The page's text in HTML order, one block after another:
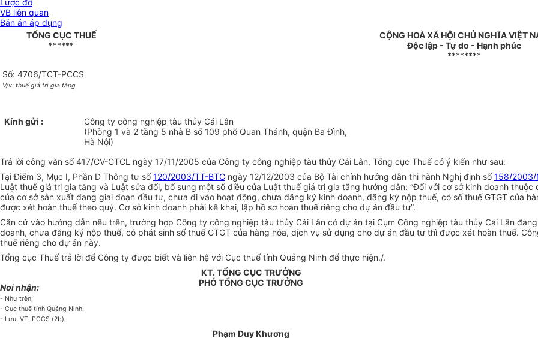
Lược đồ
VB liên quan
Bản án áp dụng
TỔNG CỤC THUẾ
******
CỘNG HOÀ XÃ HỘI CHỦ NGHĨA VIỆT
Độc lập - Tự do - Hạnh phúc
********
Số: 4706/TCT-PCCS
V/v: thuế giá trị gia tăng
Kính gửi :
Công ty công nghiệp tàu thủy Cái Lân
(Phòng 1 và 2 tầng 5 nhà B số 109 phố Quan Thánh, quận Ba Đình,
Hà Nội)
Trả lời công văn số 417/CV-CTCL ngày 17/11/2005 của Công ty công nghiệp tàu thủy Cái Lân, Tổng cục Thuế có ý kiến như sau:
Tại Điểm 3, Mục I, Phần D Thông tư số120/2003/TT-BTC ngày 12/12/2003 của Bộ Tài chính hướng dẫn thi hành Nghị định số158/2003/
Luật thuế giá trị gia tăng và Luật sửa đổi, bổ sung một số điều của Luật thuế giá trị gia tăng hướng dẫn: “Đối với cơ sở kinh doanh
của cơ sở sản xuất đang giai đoạn đầu tư, chưa đi vào hoạt động, chưa đăng ký kinh doanh, đăng ký nộp thuế, có số thuế GTGT của
được xét hoàn thuế theo quý. Cơ sở kinh doanh phải kê khai, lập hồ sơ hoàn thuế riêng cho dự án đầu tư”.
Căn cứ vào hướng dẫn nêu trên, trường hợp Công ty công nghiệp tàu thủy Cái Lân có dự án tại Cụm Công nghiệp tàu thủy Cái Lân
doanh, chưa đăng ký nộp thuế, có phát sinh số thuế GTGT của hàng hóa, dịch vụ sử dụng cho dự án đầu tư thì được xét hoàn thuế.
thuế riêng cho dự án này.
Tổng cục Thuế trả lời để Công ty được biết và liên hệ với Cục thuế tỉnh Quảng Ninh để thực hiện./.
Nơi nhận:
- Như trên;
- Cục thuế tỉnh Quảng Ninh;
- Lưu: VT, PCCS (2b).
KT. TỔNG CỤC TRƯỞNG
PHÓ TỔNG CỤC TRƯỞNG
Phạm Duy Khương